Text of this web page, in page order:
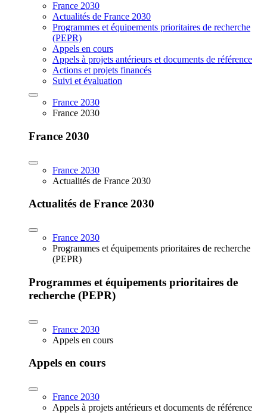
France 2030
Actualités de France 2030
Programmes et équipements prioritaires de recherche
(PEPR)
Appels en cours
Appels à projets antérieurs et documents de référence
Actions et projets financés
Suivi et évaluation
France 2030
France 2030
France 2030
France 2030
Actualités de France 2030
Actualités de France 2030
France 2030
Programmes et équipements prioritaires de recherche
(PEPR)
Programmes et équipements prioritaires de
recherche (PEPR)
France 2030
Appels en cours
Appels en cours
France 2030
Appels à projets antérieurs et documents de référence